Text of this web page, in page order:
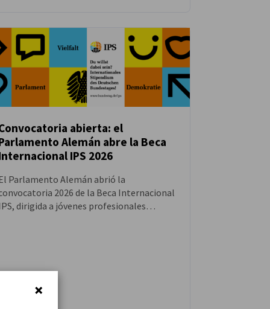
NOTICIAS
abierta: el
Alemán abre la Beca
IPS 2026
Parlamento Alemán abrió la
2026 de la Beca Internacional
dirigida a jóvenes profesionales